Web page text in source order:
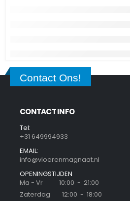
Contact Ons!
CONTACT INFO
Tel:
+31 649994933
EMAIL:
info@vloerenmagnaat.nl
OPENINGSTIJDEN
Ma - Vr 10:00 - 21:00
Zaterdag 12:00 - 18:00